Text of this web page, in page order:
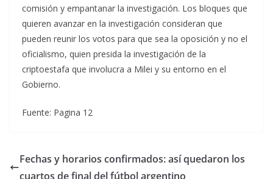
comisión y empantanar la investigación. Los bloques que
quieren avanzar en la investigación consideran que
pueden reunir los votos para que sea la oposición y no el
oficialismo, quien presida la investigación de la
criptoestafa que involucra a Milei y su entorno en el
Gobierno.
Fuente: Pagina 12
Fechas y horarios confirmados: así quedaron los
cuartos de final del fútbol argentino